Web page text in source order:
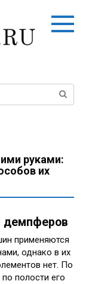
руками:
их
демпферов
применяются
однако в их
нет. По
полости его